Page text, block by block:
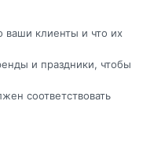
ваши клиенты и что их
и праздники, чтобы
соответствовать